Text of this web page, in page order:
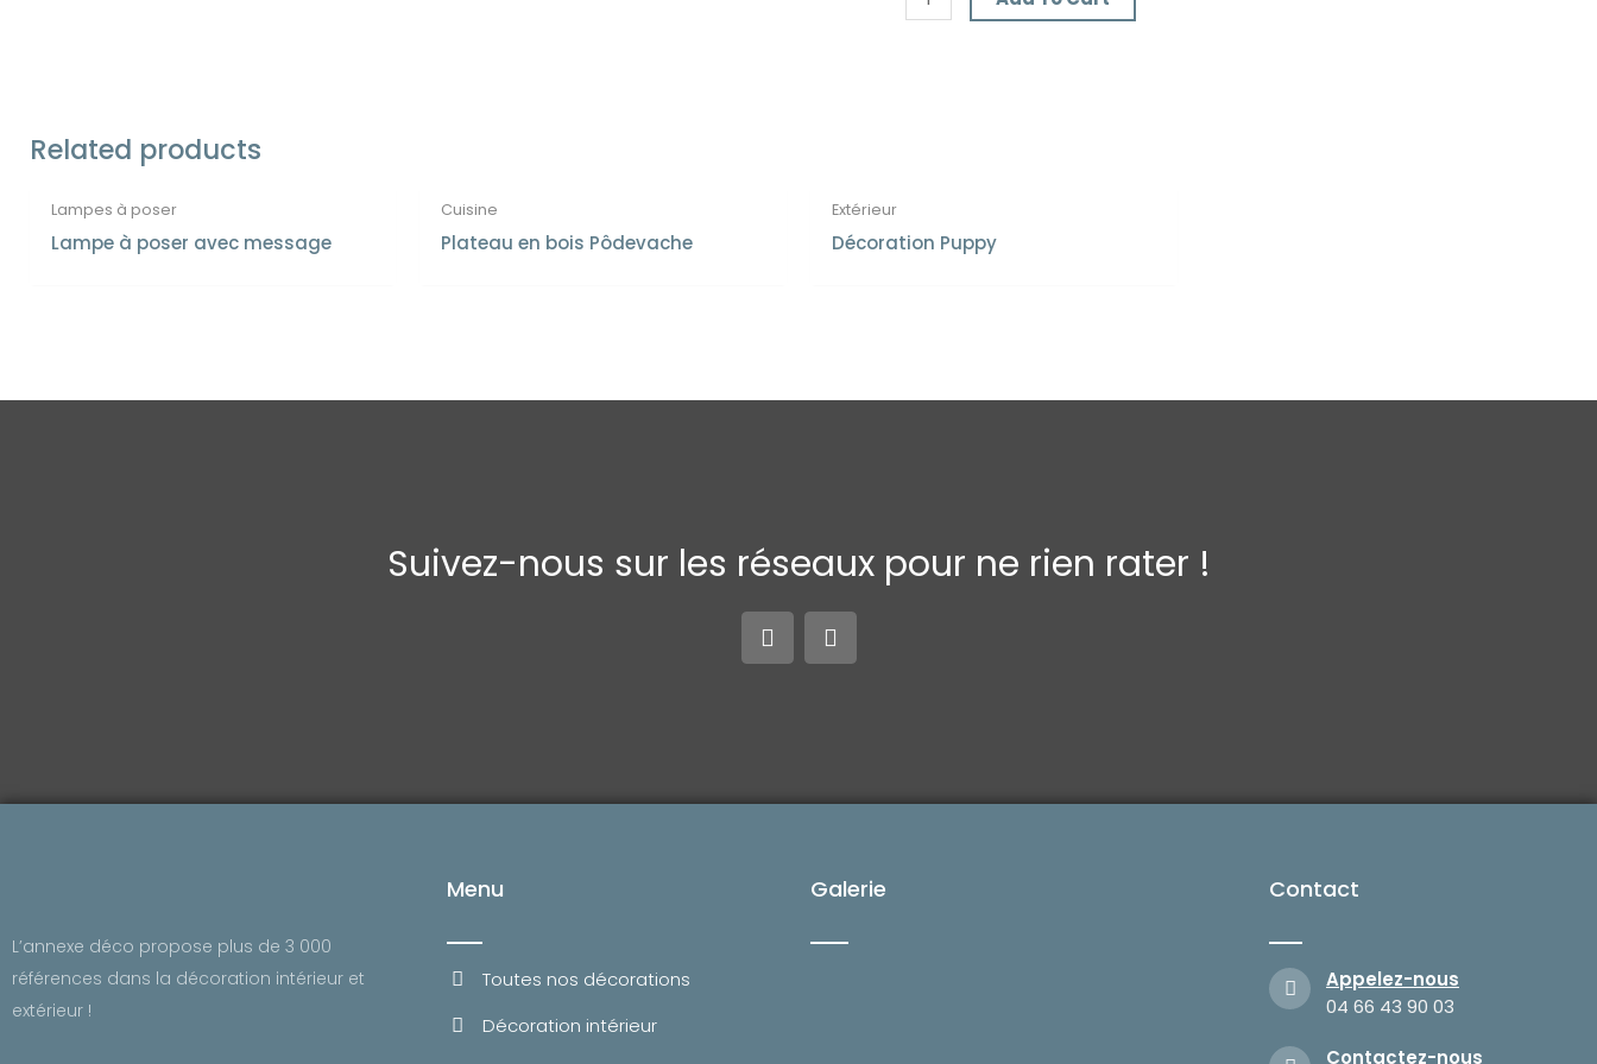
Related products
Lampes à poser
Lampe à poser avec message
Cuisine
Plateau en bois Pôdevache
Extérieur
Décoration Puppy
Suivez-nous sur les réseaux pour ne rien rater !
F
a
c
-
I
n
s
m
L’annexe déco propose plus de 3 000
références dans la décoration intérieur et
extérieur !
Menu
Toutes nos décorations
Décoration intérieur
Galerie Contact
Appelez-nous
04 66 43 90 03
Contactez-nous